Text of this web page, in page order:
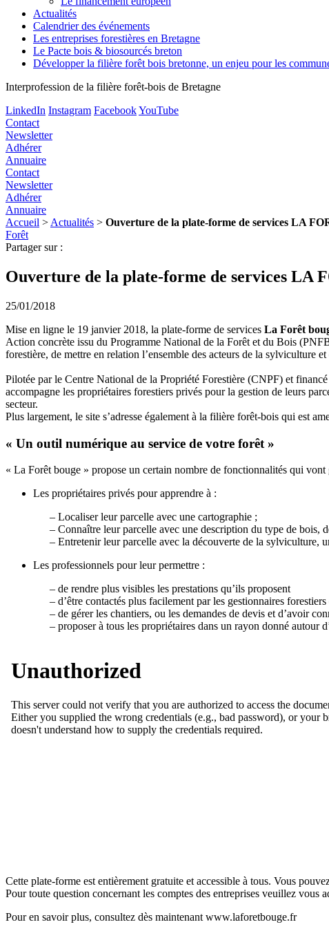
Actualités
Calendrier des événements
Les entreprises forestières en Bretagne
Le Pacte bois & biosourcés breton
Développer la filière forêt bois bretonne, un enjeu pour les
Interprofession de la filière forêt-bois de Bretagne
LinkedIn Instagram FacebookYouTube
Contact
Newsletter
Adhérer
Annuaire
Contact
Newsletter
Adhérer
Annuaire
Accueil > Actualités > Ouverture de la plate-forme de services LA
Forêt
Partager sur :
Ouverture de la plate-forme de services LA
25/01/2018
Mise en ligne le 19 janvier 2018, la plate-forme de services La Forêt
Action concrète issu du Programme National de la Forêt et du Bois
forestière, de mettre en relation l’ensemble des acteurs de la sylviculture
Pilotée par le Centre National de la Propriété Forestière (CNPF) et
accompagne les propriétaires forestiers privés pour la gestion de leurs
secteur.
Plus largement, le site s’adresse également à la filière forêt-bois qui est
« Un outil numérique au service de votre forêt »
« La Forêt bouge » propose un certain nombre de fonctionnalités qui vont
Les propriétaires privés pour apprendre à :
– Localiser leur parcelle avec une cartographie ;
– Connaître leur parcelle avec une description du type de bois,
– Entretenir leur parcelle avec la découverte de la sylviculture,
Les professionnels pour leur permettre :
– de rendre plus visibles les prestations qu’ils proposent
– d’être contactés plus facilement par les gestionnaires
– de gérer les chantiers, ou les demandes de devis et d’avoir
– proposer à tous les propriétaires dans un rayon donné autour
Cette plate-forme est entièrement gratuite et accessible à tous. Vous
Pour toute question concernant les comptes des entreprises veuillez vous
Pour en savoir plus, consultez dès maintenant www.laforetbouge.fr